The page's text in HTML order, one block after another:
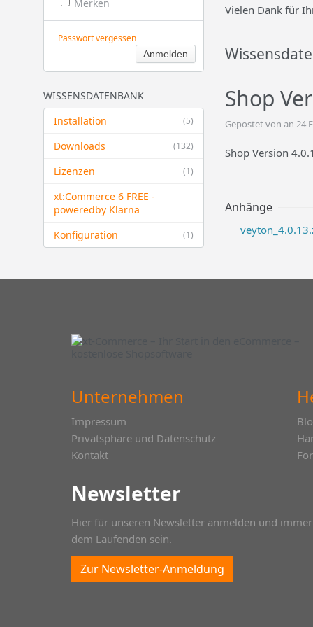
Merken
Passwort vergessen
WISSENSDATENBANK
(5)
Installation
(132)
Downloads
(1)
Lizenzen
xt:Commerce 6 FREE -
powered​by Klarna
(1)
Konfiguration
Vielen Dank für
Shop
Gepostet von an 24
Shop Version
Anhänge
Unternehmen
Impressum
Privatsphäre und Datenschutz
Kontakt
Newsletter
Hier für unseren Newsletter anmelden und
dem Laufenden sein.
Zur Newsletter-Anmeldung